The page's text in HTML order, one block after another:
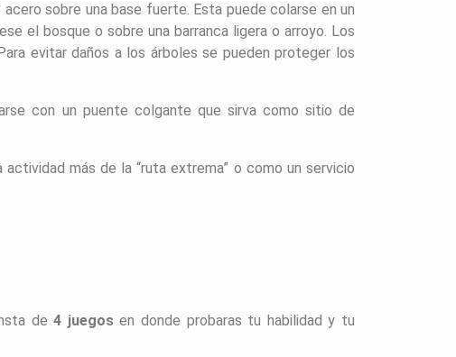
sobre una base fuerte. Esta puede colarse en un
el bosque o sobre una barranca ligera o arroyo. Los
evitar daños a los árboles se pueden proteger los
con un puente colgante que sirva como sitio de
más de la “ruta extrema” o como un servicio
de4 juegosen donde probaras tu habilidad y tu